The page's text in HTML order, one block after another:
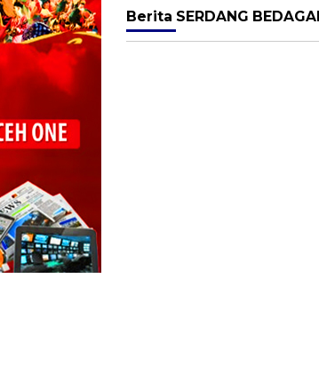
Berita SERDANG BEDAGAI